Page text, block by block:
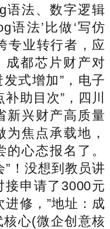
语法、数字逻辑
语法’比做‘写仿
专业转行者，应
成都芯片财产对
式增加”，电子
助目次”，四川
新兴财产高质量
焦点承载地，
心态报名了。
”！没想到教员讲
申请了3000元
修，”地址：成
心(微企创意核